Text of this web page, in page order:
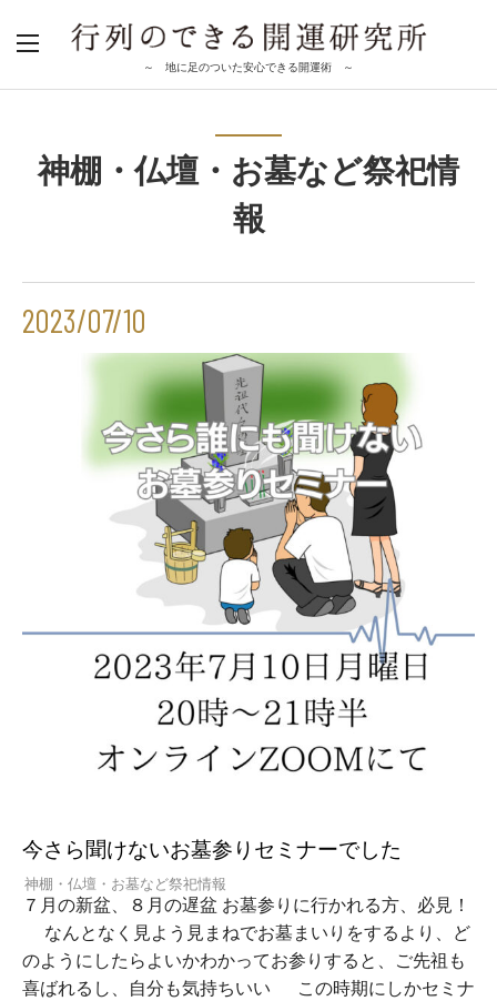
～ 地に足のついた安心できる開運術 ～
神棚・仏壇・お墓など祭祀情
報
2023/07/10
今さら聞けないお墓参りセミナーでした
神棚・仏壇・お墓など祭祀情報
７月の新盆、８月の遅盆 お墓参りに行かれる方、必見！
なんとなく見よう見まねでお墓まいりをするより、ど
のようにしたらよいかわかってお参りすると、ご先祖も
喜ばれるし、自分も気持ちいい この時期にしかセミナ